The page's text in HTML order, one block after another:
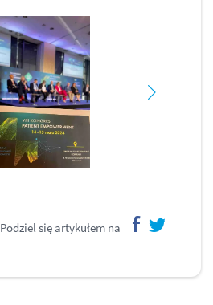
Podziel się artykułem na